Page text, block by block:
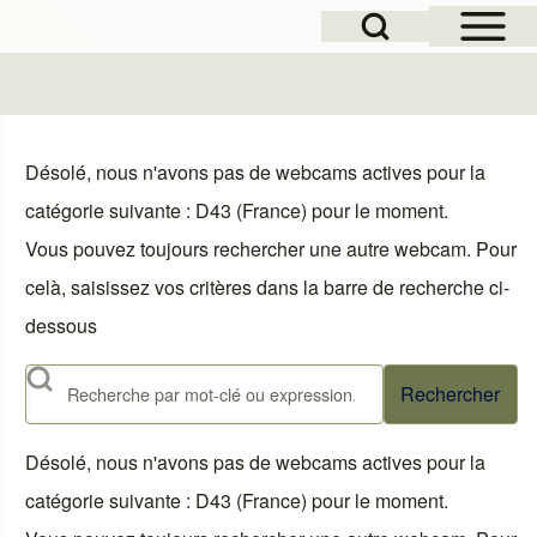
Open Sidebar
Open Search Block
Désolé, nous n'avons pas de webcams actives pour la
catégorie suivante : D43 (France) pour le moment.
Vous pouvez toujours rechercher une autre webcam. Pour
celà, saisissez vos critères dans la barre de recherche ci-
dessous
Rechercher
Désolé, nous n'avons pas de webcams actives pour la
catégorie suivante : D43 (France) pour le moment.